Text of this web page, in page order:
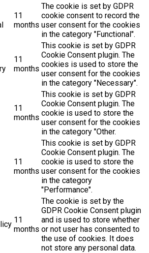
11
months
The cookie is set by GDPR
cookie consent to record the
user consent for the cookies
in the category "Functional".
11
months
This cookie is set by GDPR
Cookie Consent plugin. The
cookies is used to store the
user consent for the cookies
in the category "Necessary".
11
months
This cookie is set by GDPR
Cookie Consent plugin. The
cookie is used to store the
user consent for the cookies
in the category "Other.
11
months
This cookie is set by GDPR
Cookie Consent plugin. The
cookie is used to store the
user consent for the cookies
in the category
"Performance".
11
months
The cookie is set by the
GDPR Cookie Consent plugin
and is used to store whether
or not user has consented to
the use of cookies. It does
not store any personal data.